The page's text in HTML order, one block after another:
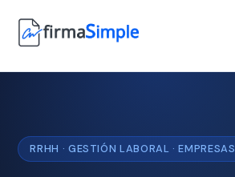
RRHH · GESTIÓN LABORAL · EMPRESAS